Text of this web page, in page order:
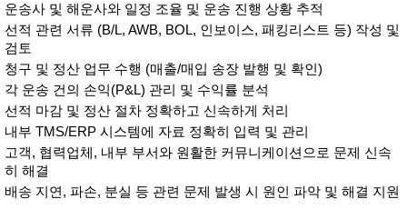
운송사 및 해운사와 일정 조율 및 운송 진행 상황 추적
선적 관련 서류 (B/L, AWB, BOL, 인보이스, 패킹리스트 등) 작성 및
검토
청구 및 정산 업무 수행 (매출/매입 송장 발행 및 확인)
각 운송 건의 손익(P&L) 관리 및 수익률 분석
선적 마감 및 정산 절차 정확하고 신속하게 처리
내부 TMS/ERP 시스템에 자료 정확히 입력 및 관리
고객, 협력업체, 내부 부서와 원활한 커뮤니케이션으로 문제 신속
히 해결
배송 지연, 파손, 분실 등 관련 문제 발생 시 원인 파악 및 해결 지원